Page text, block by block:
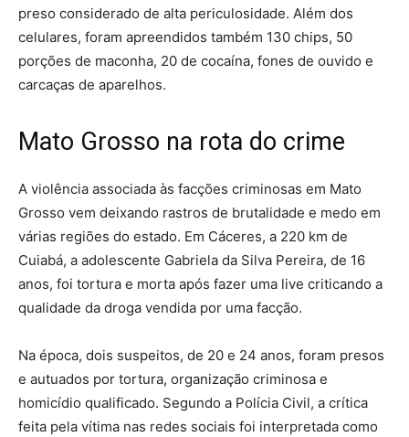
preso considerado de alta periculosidade. Além dos
celulares, foram apreendidos também 130 chips, 50
porções de maconha, 20 de cocaína, fones de ouvido e
carcaças de aparelhos.
Mato Grosso na rota do crime
A violência associada às facções criminosas em Mato
Grosso vem deixando rastros de brutalidade e medo em
várias regiões do estado. Em Cáceres, a 220 km de
Cuiabá, a adolescente Gabriela da Silva Pereira, de 16
anos, foi tortura e morta após fazer uma live criticando a
qualidade da droga vendida por uma facção.
Na época, dois suspeitos, de 20 e 24 anos, foram presos
e autuados por tortura, organização criminosa e
homicídio qualificado. Segundo a Polícia Civil, a crítica
feita pela vítima nas redes sociais foi interpretada como